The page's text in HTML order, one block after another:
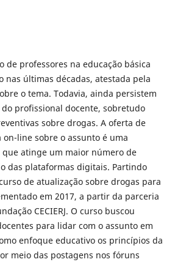
de professores na educação básica
nas últimas décadas, atestada pela
o tema. Todavia, ainda persistem
profissional docente, sobretudo
sobre drogas. A oferta de
line sobre o assunto é uma
atinge um maior número de
das plataformas digitais. Partindo
de atualização sobre drogas para
em 2017, a partir da parceria
CECIERJ. O curso buscou
para lidar com o assunto em
enfoque educativo os princípios da
meio das postagens nos fóruns